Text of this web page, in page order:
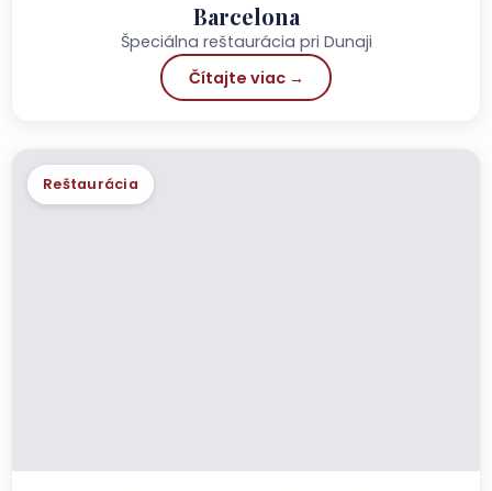
Barcelona
Špeciálna reštaurácia pri Dunaji
Čítajte viac →
Reštaurácia